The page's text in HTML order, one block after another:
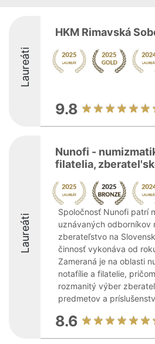
Laureáti
HKM Rimavská
9.8
Laureáti
Nunofi -
filatelia,
Spoločnosť Nunofi patrí
uznávaných odborníkov
zberateľstvo na
činnosť vykonáva od
Zameraná je na oblasti
notafílie a filatelie,
rozmanitý výber
predmetov a
8.6